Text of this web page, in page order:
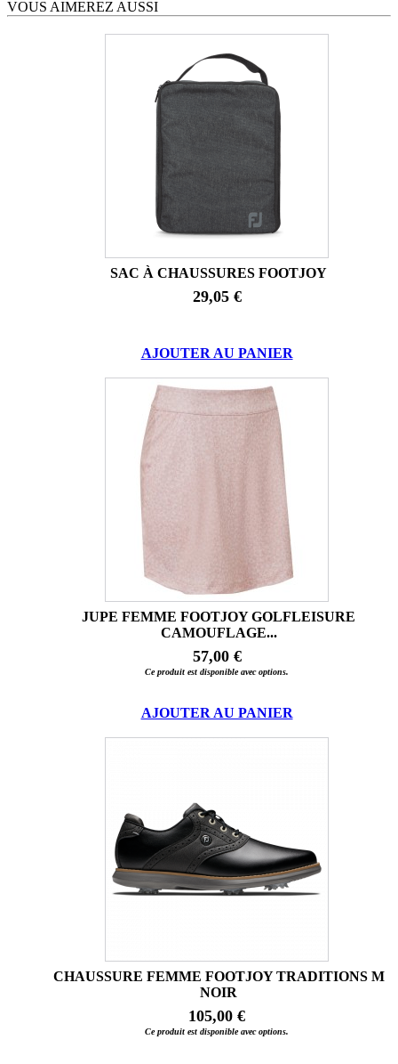
VOUS AIMEREZ AUSSI
SAC À CHAUSSURES FOOTJOY
29,05 €
AJOUTER AU PANIER
JUPE FEMME FOOTJOY GOLFLEISURE
CAMOUFLAGE...
57,00 €
Ce produit est disponible avec options.
AJOUTER AU PANIER
CHAUSSURE FEMME FOOTJOY TRADITIONS M
NOIR
105,00 €
Ce produit est disponible avec options.